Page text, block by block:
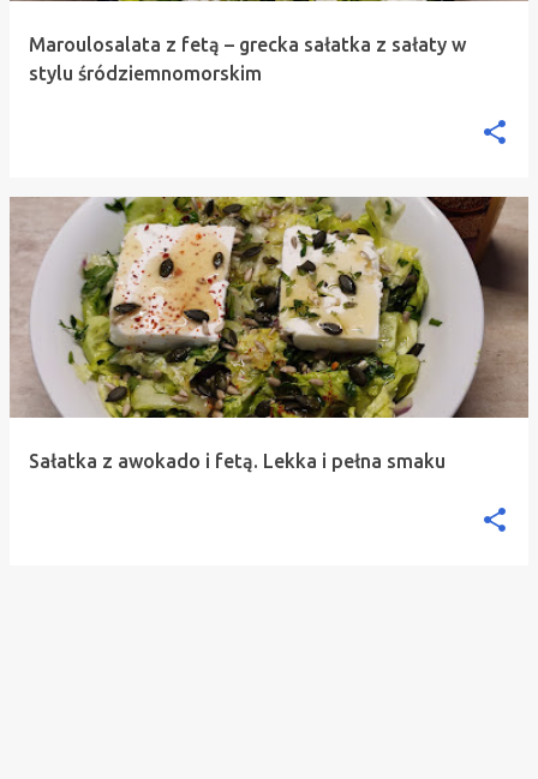
Maroulosalata z fetą – grecka sałatka z sałaty w
stylu śródziemnomorskim
Sałatka z awokado i fetą. Lekka i pełna smaku